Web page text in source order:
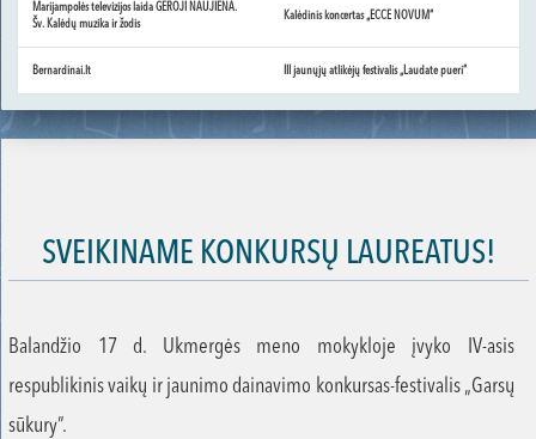
Marijampolės televizijos laida GEROJI NAUJIENA.
Šv. Kalėdų muzika ir žodis
Kalėdinis koncertas „ECCE NOVUM“
Bernardinai.lt III jaunųjų atlikėjų festivalis „Laudate pueri“
SVEIKINAME KONKURSŲ LAUREATUS!
Balandžio 17 d. Ukmergės meno mokykloje įvyko IV-asis
respublikinis vaikų ir jaunimo dainavimo konkursas-festivalis „Garsų
sūkury”.